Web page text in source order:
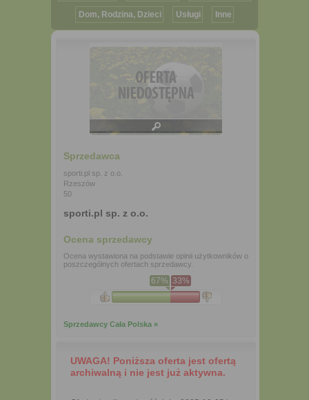
Dom, Rodzina, Dzieci Usługi Inne
Sprzedawca
sporti.pl sp. z o.o.
Rzeszów
50
sporti.pl sp. z o.o.
Ocena sprzedawcy
Ocena wystawiona na podstawie opinii użytkowników o
poszczególnych ofertach sprzedawcy.
67% 33%
Sprzedawcy Cała Polska »
UWAGA! Poniższa oferta jest ofertą
archiwalną i nie jest już aktywna.